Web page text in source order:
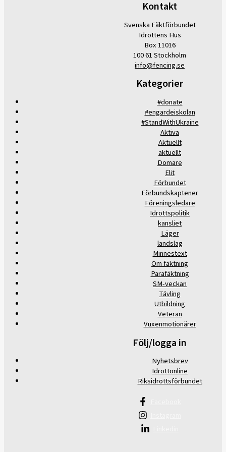
Kontakt
Svenska Fäktförbundet
Idrottens Hus
Box 11016
100 61 Stockholm
info@fencing.se
Kategorier
#donate
#engardeiskolan
#StandWithUkraine
Aktiva
Aktuellt
aktuellt
Domare
Elit
Förbundet
Förbundskaptener
Föreningsledare
Idrottspolitik
kansliet
Läger
landslag
Minnestext
Om fäktning
Parafäktning
SM-veckan
Tävling
Utbildning
Veteran
Vuxenmotionärer
Följ/logga in
Nyhetsbrev
Idrottonline
Riksidrottsförbundet